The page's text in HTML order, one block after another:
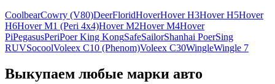
CoolbearCowry (V80)DeerFloridHoverHover H3Hover H5Hover
H6Hover M1 (Peri 4x4)Hover M2Hover M4Hover
PiPegasusPeriPoer King KongSafeSailorShanhai PoerSing
RUVSocoolVoleex C10 (Phenom)Voleex C30WingleWingle 7
Выкупаем любые марки авто